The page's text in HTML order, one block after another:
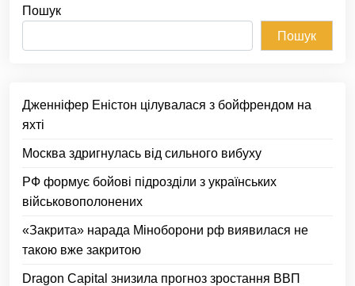
Пошук
Пошук
Дженніфер Еністон цілувалася з бойфрендом на
яхті
Москва здригнулась від сильного вибуху
РФ формує бойові підрозділи з українських
військовополонених
«Закрита» нарада Міноборони рф виявилася не
такою вже закритою
Dragon Capital знизила прогноз зростання ВВП